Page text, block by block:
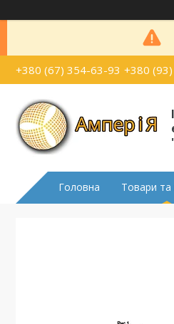
+380 (67) 354-63-93 +380
Головна Товари та